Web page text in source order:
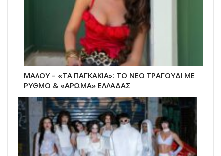
ΜΑΛΟΥ – «ΤΑ ΠΑΓΚΑΚΙΑ»: ΤΟ ΝΕΟ ΤΡΑΓΟΥΔΙ ΜΕ
ΡΥΘΜΟ & «ΑΡΩΜΑ» ΕΛΛΑΔΑΣ